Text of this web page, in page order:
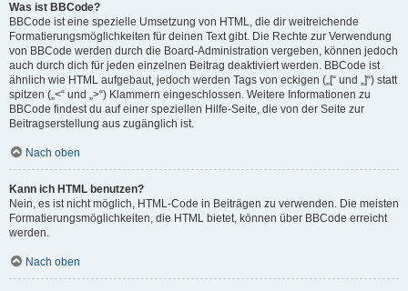
Was ist BBCode?
BBCode ist eine spezielle Umsetzung von HTML, die dir weitreichende
Formatierungsmöglichkeiten für deinen Text gibt. Die Rechte zur Verwendung
von BBCode werden durch die Board-Administration vergeben, können jedoch
auch durch dich für jeden einzelnen Beitrag deaktiviert werden. BBCode ist
ähnlich wie HTML aufgebaut, jedoch werden Tags von eckigen („[“ und „]“) statt
spitzen („<“ und „>“) Klammern eingeschlossen. Weitere Informationen zu
BBCode findest du auf einer speziellen Hilfe-Seite, die von der Seite zur
Beitragserstellung aus zugänglich ist.
Nach oben
Kann ich HTML benutzen?
Nein, es ist nicht möglich, HTML-Code in Beiträgen zu verwenden. Die meisten
Formatierungsmöglichkeiten, die HTML bietet, können über BBCode erreicht
werden.
Nach oben